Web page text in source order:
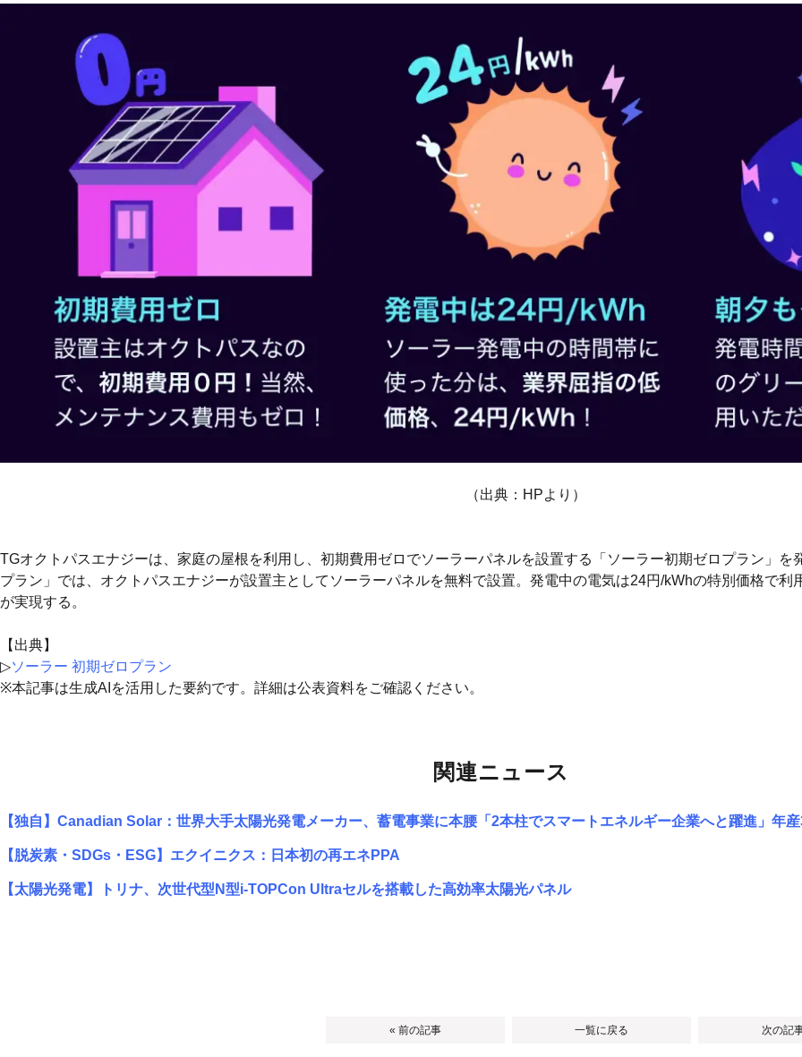
（出典：HPより）
TGオクトパスエナジーは、家庭の屋根を利用し、初期費用ゼロでソーラーパネルを設置する「ソーラー初期ゼロプラン」を
プラン」では、オクトパスエナジーが設置主としてソーラーパネルを無料で設置。発電中の電気は24円/kWhの特別価格で利
が実現する。
【出典】
▷ソーラー 初期ゼロプラン
※本記事は生成AIを活用した要約です。詳細は公表資料をご確認ください。
関連ニュース
【独自】Canadian Solar：世界大手太陽光発電メーカー、蓄電事業に本腰「2本柱でスマートエネルギー企業へと躍進」年
【脱炭素・SDGs・ESG】エクイニクス：日本初の再エネPPA
【太陽光発電】トリナ、次世代型N型i-TOPCon Ultraセルを搭載した高効率太陽光パネル
« 前の記事 一覧に戻る 次の記